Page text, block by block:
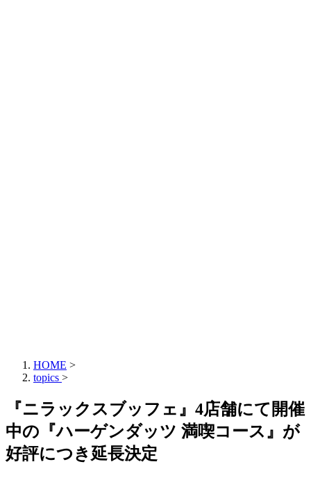
HOME >
topics >
『ニラックスブッフェ』4店舗にて開催
中の『ハーゲンダッツ 満喫コース』が
好評につき延長決定